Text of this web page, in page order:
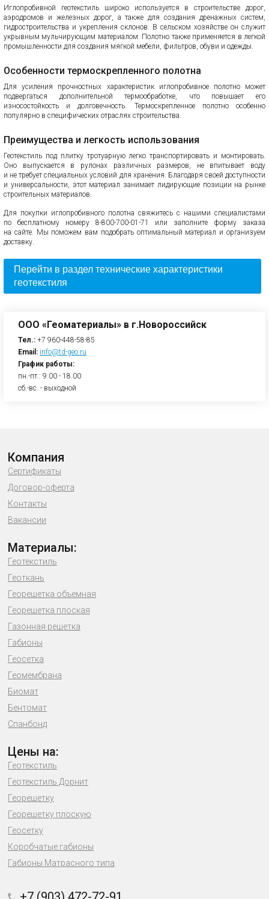
Иглопробивной геотекстиль широко используется в строительстве дорог,
аэродромов и железных дорог, а также для создания дренажных систем,
гидростроительства и укрепления склонов. В сельском хозяйстве он служит
укрывным мульчирующим материалом. Полотно также применяется в легкой
промышленности для создания мягкой мебели, фильтров, обуви и одежды.
Особенности термоскрепленного полотна
Для усиления прочностных характеристик иглопробивное полотно может
подвергаться дополнительной термообработке, что повышает его
износостойкость и долговечность. Термоскрепленное полотно особенно
популярно в специфических отраслях строительства.
Преимущества и легкость использования
Геотекстиль под плитку тротуарную легко транспортировать и монтировать.
Оно выпускается в рулонах различных размеров, не впитывает воду
и не требует специальных условий для хранения. Благодаря своей доступности
и универсальности, этот материал занимает лидирующие позиции на рынке
строительных материалов.
Для покупки иглопробивного полотна свяжитесь с нашими специалистами
по бесплатному номеру 8-800-700-01-71 или заполните форму заказа
на сайте. Мы поможем вам подобрать оптимальный материал и организуем
доставку.
Перейти в раздел технические характеристики
геотекстиля
ООО «Геоматериалы» в г.Новороссийск
Тел.: +7 960-448-58-85
Email: info@td-geo.ru
График работы:
пн.-пт.: 9.00 - 18.00
сб.-вс. - выходной
Компания
Сертификаты
Договор-оферта
Контакты
Вакансии
Материалы:
Геотекстиль
Геоткань
Георешетка объемная
Георешетка плоская
Газонная решетка
Габионы
Геосетка
Геомембрана
Биомат
Бентомат
Спанбонд
Цены на:
Геотекстиль
Геотекстиль Дорнит
Георешетку
Георешетку плоскую
Геосетку
Коробчатые габионы
Габионы Матрасного типа